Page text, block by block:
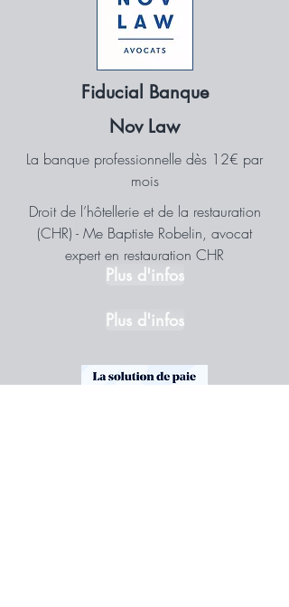
Fiducial Banque
Nov Law
La banque professionnelle dès 12€ par
mois
Droit de l’hôtellerie et de la restauration
(CHR) - Me Baptiste Robelin, avocat
expert en restauration CHR
Plus d'infos
Plus d'infos